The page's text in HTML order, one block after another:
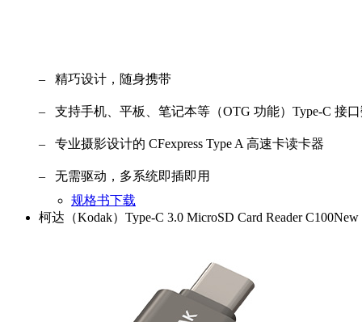
– 精巧设计，随身携带
– 支持手机、平板、笔记本等（OTG 功能）Type-C 接
– 专业摄影设计的 CFexpress Type A 高速卡读卡器
– 无需驱动，多系统即插即用
规格书下载
柯达（Kodak）Type-C 3.0 MicroSD Card Reader C100New